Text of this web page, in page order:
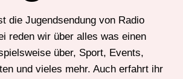
die Jugendsendung von Radio
reden wir über alles was einen
über, Sport, Events,
und vieles mehr. Auch erfahrt ihr